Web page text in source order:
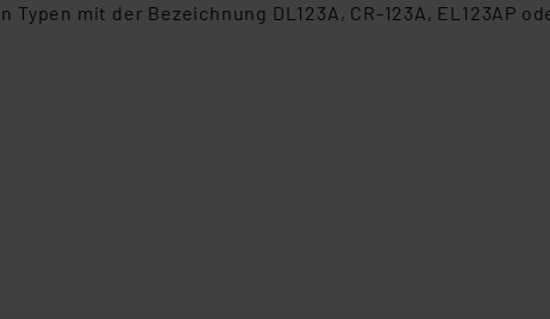
mit der Bezeichnung DL123A, CR-123A, EL123AP